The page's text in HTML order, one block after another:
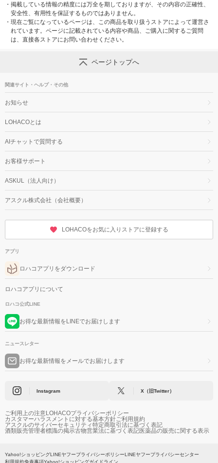
・ 掲載している情報の精度には万全を期しておりますが、その内容の正確性、
安全性、有用性を保証するものではありません。
・ 現在ご覧になっているページは、この商品を取り扱うストアによって運営さ
れています。ページに記載されている内容や商品、ご購入に関するご質問
は、直接各ストアにお問い合わせください。
ページトップへ
関連サイト・ヘルプ・その他
お知らせ
LOHACOとは
AIチャットで質問する
お客様サポート
ASKUL（法人向け）
アスクル株式会社（会社概要）
LOHACOをお気に入りストアに登録する
アプリ
ロハコアプリをダウンロード
ロハコアプリについて
ロハコ公式LINE
お得な最新情報をLINEでお届けします
ニュースレター
お得な最新情報をメールでお届けします
Instagram X（旧Twitter）
ご利用上の注意LOHACOプライバシーポリシー
カスタマーハラスメントに対する基本方針ご利用規約
アスクルのサイバーセキュリティ特定商取引法に基づく表記
酒類販売管理者標識の掲示古物営業法に基づく表記医薬品の販売に関する表示
Yahoo!ショッピングLINEヤフープライバシーポリシーLINEヤフープライバシーセンター